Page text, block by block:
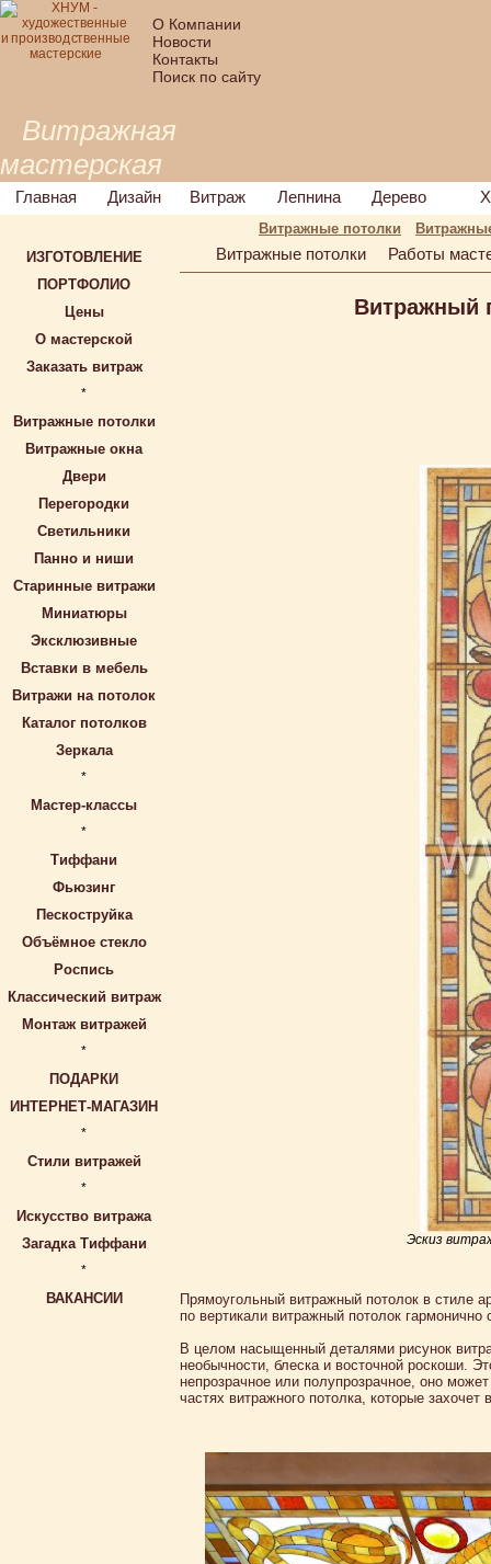
О Компании
Новости
Контакты
Поиск по сайту
Витражная
мастерская
Главная Дизайн Витраж Лепнина Дерево
Витражные потолки
ИЗГОТОВЛЕНИЕ
ПОРТФОЛИО
Цены
О мастерской
Заказать витраж
*
Витражные потолки
Витражные окна
Двери
Перегородки
Светильники
Панно и ниши
Старинные витражи
Миниатюры
Эксклюзивные
Вставки в мебель
Витражи на потолок
Каталог потолков
Зеркала
*
Мастер-классы
*
Тиффани
Фьюзинг
Пескоструйка
Объёмное стекло
Роспись
Классический витраж
Монтаж витражей
*
ПОДАРКИ
ИНТЕРНЕТ-МАГАЗИН
*
Стили витражей
*
Искусство витража
Загадка Тиффани
*
ВАКАНСИИ
Витражные потолки Работы
Витражный
Эскиз
Прямоугольный витражный потолок в стиле
по вертикали витражный потолок
В целом насыщенный деталями рисунок
необычности, блеска и восточной роскоши.
непрозрачное или полупрозрачное, оно
частях витражного потолка, которые